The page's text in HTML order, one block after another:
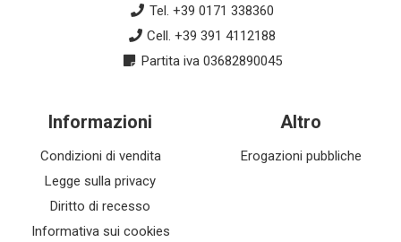
Tel. +39 0171 338360
Cell. +39 391 4112188
Partita iva 03682890045
Informazioni
Condizioni di vendita
Legge sulla privacy
Diritto di recesso
Informativa sui cookies
Altro
Erogazioni pubbliche